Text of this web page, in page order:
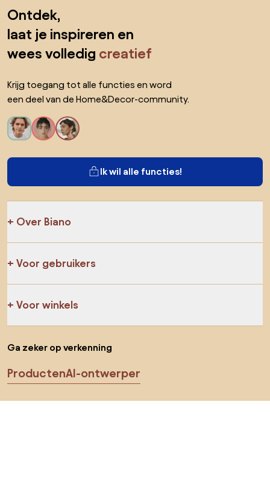
Ontdek,
laat je inspireren en
wees volledig creatief
Krijg toegang tot alle functies en word
een deel van de Home&Decor-community.
Ik wil alle functies!
Over Biano
Voor gebruikers
Voor winkels
Ga zeker op verkenning
ProductenAI-ontwerper